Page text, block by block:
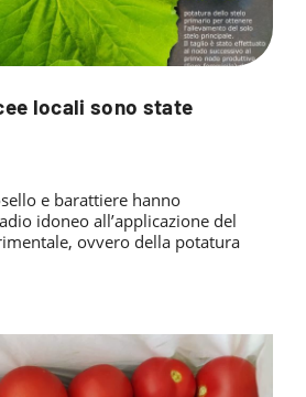
locali sono state
e barattiere hanno
idoneo all’applicazione del
ovvero della potatura